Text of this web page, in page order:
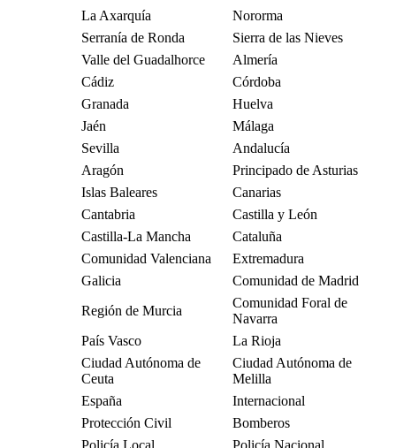
La Axarquía
Nororma
Serranía de Ronda
Sierra de las Nieves
Valle del Guadalhorce
Almería
Cádiz
Córdoba
Granada
Huelva
Jaén
Málaga
Sevilla
Andalucía
Aragón
Principado de Asturias
Islas Baleares
Canarias
Cantabria
Castilla y León
Castilla-La Mancha
Cataluña
Comunidad Valenciana
Extremadura
Galicia
Comunidad de Madrid
Región de Murcia
Comunidad Foral de
Navarra
País Vasco
La Rioja
Ciudad Autónoma de
Ceuta
Ciudad Autónoma de
Melilla
España
Internacional
Protección Civil
Bomberos
Policía Local
Policía Nacional